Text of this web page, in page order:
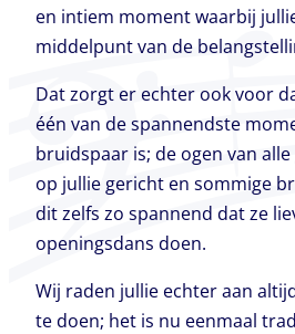
en intiem moment waarbij
middelpunt van de
Dat zorgt er echter ook voor
één van de spannendste
bruidspaar is; de ogen van
op jullie gericht en sommige
dit zelfs zo spannend dat ze
openingsdans doen.
Wij raden jullie echter aan
te doen; het is nu eenmaal